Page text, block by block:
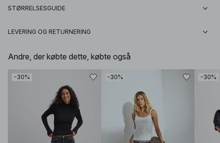
STØRRELSESGUIDE
LEVERING OG RETURNERING
Andre, der købte dette, købte også
-30% -30% -30%